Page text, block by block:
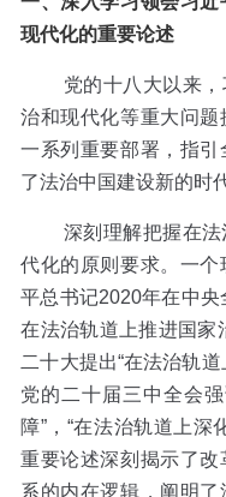
现代化的重要论述
党的十八大以来，
治和现代化等重大问
一系列重要部署，指
了法治中国建设新的时
深刻理解把握在法
代化的原则要求。一
平总书记2020年在中央
在法治轨道上推进国家
二十大提出“在法治轨
党的二十届三中全会
障”，“在法治轨道上深
重要论述深刻揭示了
系的内在逻辑，阐明